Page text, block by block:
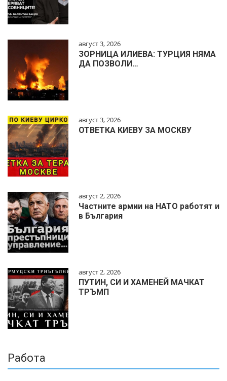
август 3, 2026
ЗОРНИЦА ИЛИЕВА: ТУРЦИЯ НЯМА
ДА ПОЗВОЛИ…
август 3, 2026
ОТВЕТКА КИЕВУ ЗА МОСКВУ
август 2, 2026
Частните армии на НАТО работят и
в България
август 2, 2026
ПУТИН, СИ И ХАМЕНЕЙ МАЧКАТ
ТРЪМП
Работа